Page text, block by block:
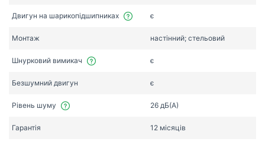
Двигун на шарикопідшипниках є
Монтаж настінний; стельовий
Шнурковий вимикач є
Безшумний двигун є
Рівень шуму 26 дБ(А)
Гарантія 12 місяців